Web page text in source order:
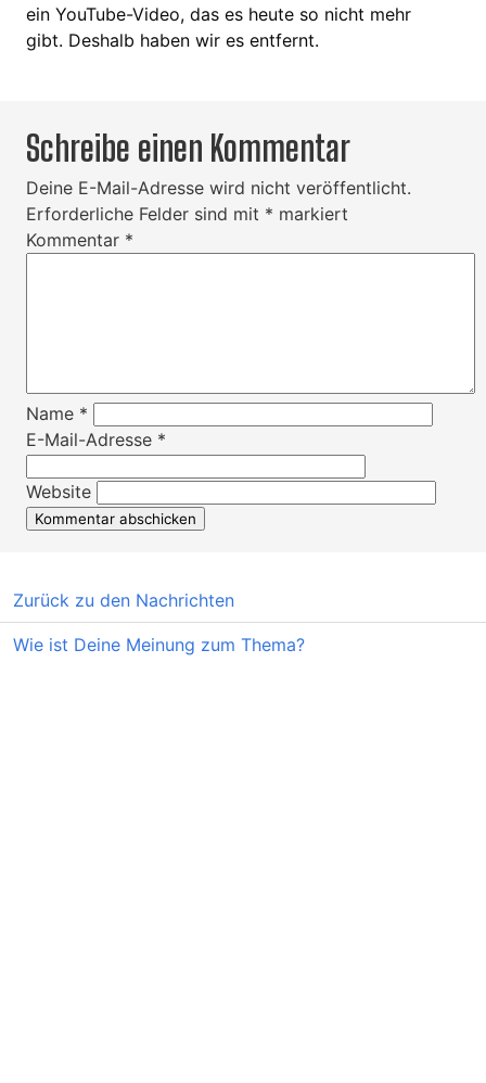
ein YouTube-Video, das es heute so nicht mehr
gibt. Deshalb haben wir es entfernt.
Schreibe einen Kommentar
Deine E-Mail-Adresse wird nicht veröffentlicht.
Erforderliche Felder sind mit * markiert
Kommentar *
Name *
E-Mail-Adresse *
Website
Zurück zu den Nachrichten
Wie ist Deine Meinung zum Thema?